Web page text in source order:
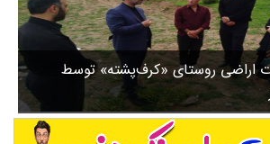
اراضی روستای «کرف‌پشته» توسط